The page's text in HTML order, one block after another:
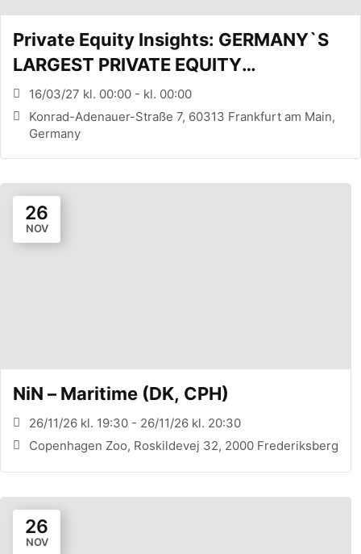
Private Equity Insights: GERMANY`S
LARGEST PRIVATE EQUITY
CONFERENCE (FRANKFURT, DE)
16/03/27 kl. 00:00 - kl. 00:00
Konrad-Adenauer-Straße 7, 60313 Frankfurt am Main,
Germany
26
NOV
NiN – Maritime (DK, CPH)
26/11/26 kl. 19:30 - 26/11/26 kl. 20:30
Copenhagen Zoo, Roskildevej 32, 2000 Frederiksberg
26
NOV